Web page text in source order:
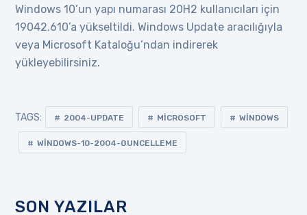
Windows 10’un yapı numarası 20H2 kullanıcıları için
19042.610’a yükseltildi. Windows Update aracılığıyla
veya Microsoft Kataloğu’ndan indirerek
yükleyebilirsiniz.
TAGS: 2004-UPDATE MICROSOFT WINDOWS
WINDOWS-10-2004-GUNCELLEME
SON YAZILAR